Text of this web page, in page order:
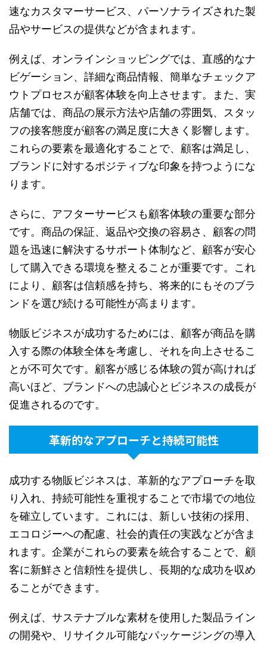
速なカスタマーサービス、パーソナライズされた製
品やサービスの提供などが含まれます。
例えば、オンラインショッピングでは、直感的なナ
ビゲーション、詳細な商品情報、簡単なチェックア
ウトプロセスが顧客体験を向上させます。また、実
店舗では、商品の展示方法や店舗の雰囲気、スタッ
フの接客態度が顧客の満足度に大きく影響します。
これらの要素を最適化することで、顧客は満足し、
ブランドに対するポジティブな印象を持つようにな
ります。
さらに、アフターサービスも顧客体験の重要な部分
です。商品の保証、返品や交換の容易さ、顧客の問
題を迅速に解決するサポート体制など、顧客が安心
して購入できる環境を整えることが重要です。これ
により、顧客は信頼感を持ち、将来的にもそのブラ
ンドを選び続ける可能性が高まります。
物販ビジネスが成功するためには、顧客が商品を購
入する際の体験全体を考慮し、それを向上させるこ
とが不可欠です。顧客が感じる体験の質が高ければ
高いほど、ブランドへの忠誠心とビジネスの成長が
促進されるのです。
革新的なアプローチと持続可能性
成功する物販ビジネスは、革新的なアプローチを取
り入れ、持続可能性を重視することで市場での地位
を確立しています。これには、新しい技術の採用、
エコロジーへの配慮、社会的責任の実践などが含ま
れます。企業がこれらの要素を統合することで、顧
客に新鮮さと信頼性を提供し、長期的な成功を収め
ることができます。
例えば、サステナブルな素材を使用した製品ライン
の開発や、リサイクル可能なパッケージングの導入